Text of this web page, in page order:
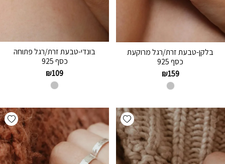
בלקן-טבעת זרת/רגל מרוקעת
כסף 925
₪159
בונדי-טבעת זרת/רגל פתוחה
כסף 925
₪109
Add wishlist